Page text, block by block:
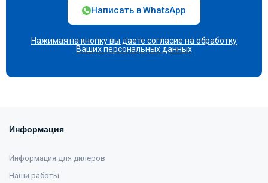
Написать в WhatsApp
Нажимая на кнопку вы даете согласие на обработку
Ваших персональных данных
Информация
Информация для дилеров
Наши работы